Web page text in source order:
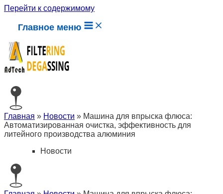
Перейти к содержимому
Главное меню
Главная » Новости » Машина для впрыска флюса:
Автоматизированная очистка, эффективность для
литейного производства алюминия
Новости